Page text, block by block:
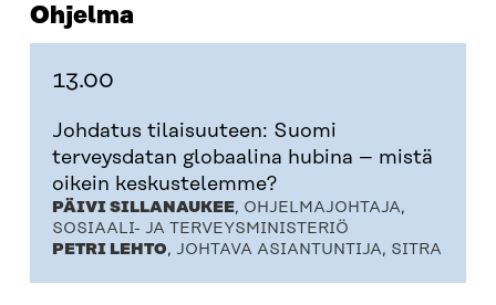
Ohjelma
13.00
Johdatus tilaisuuteen: Suomi
terveysdatan globaalina hubina – mistä
oikein keskustelemme?
PÄIVI SILLANAUKEE, OHJELMAJOHTAJA,
SOSIAALI- JA TERVEYSMINISTERIÖ
PETRI LEHTO, JOHTAVA ASIANTUNTIJA, SITRA